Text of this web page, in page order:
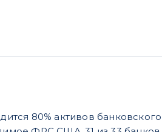
80% активов